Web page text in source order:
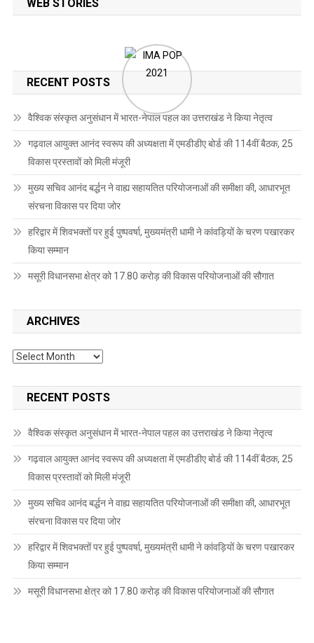
WEB STORIES
RECENT POSTS
वैश्विक संस्कृत अनुसंधान में भारत-नेपाल पहल का उत्तराखंड ने किया नेतृत्व
गढ़वाल आयुक्त आनंद स्वरूप की अध्यक्षता में एमडीडीए बोर्ड की 114वीं बैठक, 25
विकास प्रस्तावों को मिली मंजूरी
मुख्य सचिव आनंद बर्द्धन ने वाह्य सहायतित परियोजनाओं की समीक्षा की, आधारभूत
संरचना विकास पर दिया जोर
हरिद्वार में शिवभक्तों पर हुई पुष्पवर्षा, मुख्यमंत्री धामी ने कांवड़ियों के चरण पखारकर
किया सम्मान
मसूरी विधानसभा क्षेत्र को 17.80 करोड़ की विकास परियोजनाओं की सौगात
ARCHIVES
Archives
RECENT POSTS
वैश्विक संस्कृत अनुसंधान में भारत-नेपाल पहल का उत्तराखंड ने किया नेतृत्व
गढ़वाल आयुक्त आनंद स्वरूप की अध्यक्षता में एमडीडीए बोर्ड की 114वीं बैठक, 25
विकास प्रस्तावों को मिली मंजूरी
मुख्य सचिव आनंद बर्द्धन ने वाह्य सहायतित परियोजनाओं की समीक्षा की, आधारभूत
संरचना विकास पर दिया जोर
हरिद्वार में शिवभक्तों पर हुई पुष्पवर्षा, मुख्यमंत्री धामी ने कांवड़ियों के चरण पखारकर
किया सम्मान
मसूरी विधानसभा क्षेत्र को 17.80 करोड़ की विकास परियोजनाओं की सौगात